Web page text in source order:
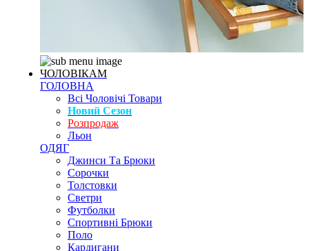
ЧОЛОВІКАМ
ГОЛОВНА
Всі Чоловічі Товари
Новий Сезон
Розпродаж
Льон
ОДЯГ
Джинси Та Брюки
Сорочки
Толстовки
Светри
Футболки
Спортивні Брюки
Поло
Кардигани